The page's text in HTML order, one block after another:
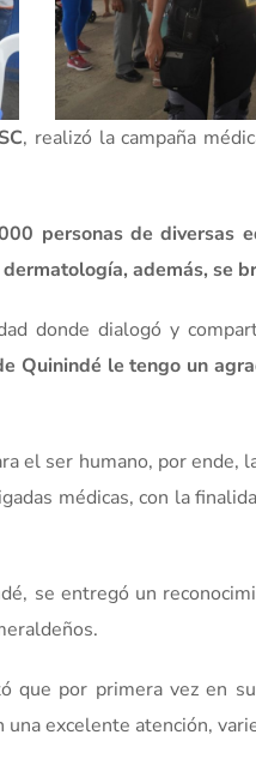
, realizó la campaña
personas de diversas
además, se
donde dialogó y
Quinindé le tengo un
el ser humano, por ende,
médicas, con la
se entregó un
que por primera vez en
excelente atención,